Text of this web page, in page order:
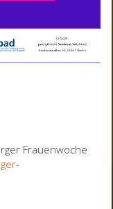
Frauenwoche